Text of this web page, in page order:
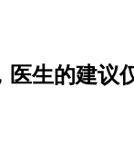
医生的建议